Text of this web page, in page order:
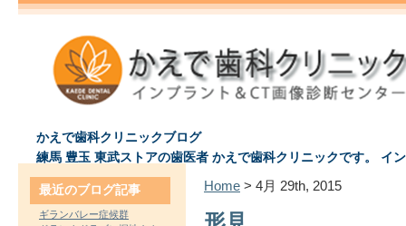
かえで歯科クリニックブログ
練馬 豊玉 東武ストアの歯医者 かえで歯科クリニックです。 イ
Home > 4月 29th, 2015
最近のブログ記事
ギランバレー症候群